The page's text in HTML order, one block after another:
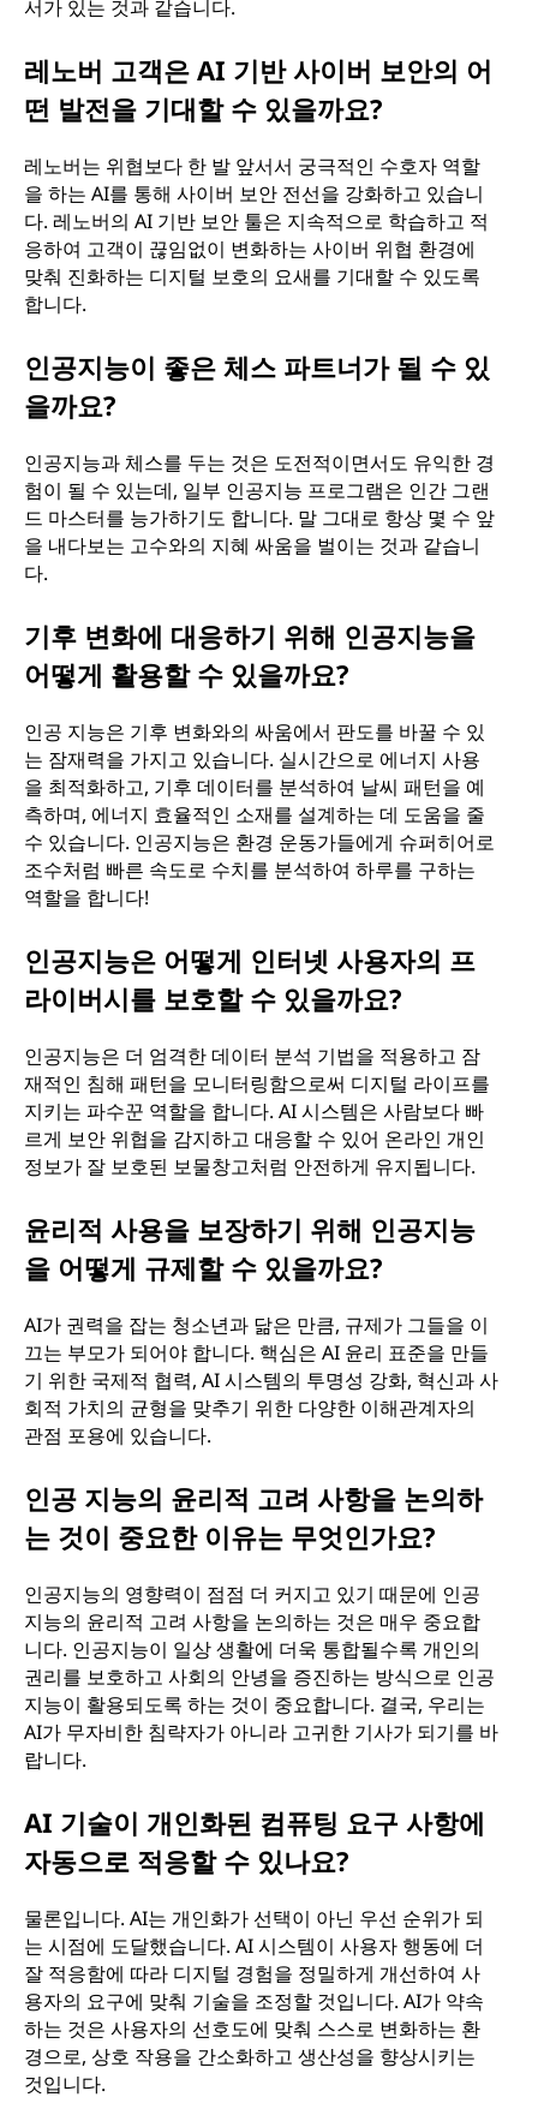
서가 있는 것과 같습니다.
레노버 고객은 AI 기반 사이버 보안의 어
떤 발전을 기대할 수 있을까요?
레노버는 위협보다 한 발 앞서서 궁극적인 수호자 역할
을 하는 AI를 통해 사이버 보안 전선을 강화하고 있습니
다. 레노버의 AI 기반 보안 툴은 지속적으로 학습하고 적
응하여 고객이 끊임없이 변화하는 사이버 위협 환경에
맞춰 진화하는 디지털 보호의 요새를 기대할 수 있도록
합니다.
인공지능이 좋은 체스 파트너가 될 수 있
을까요?
인공지능과 체스를 두는 것은 도전적이면서도 유익한 경
험이 될 수 있는데, 일부 인공지능 프로그램은 인간 그랜
드 마스터를 능가하기도 합니다. 말 그대로 항상 몇 수 앞
을 내다보는 고수와의 지혜 싸움을 벌이는 것과 같습니
다.
기후 변화에 대응하기 위해 인공지능을
어떻게 활용할 수 있을까요?
인공 지능은 기후 변화와의 싸움에서 판도를 바꿀 수 있
는 잠재력을 가지고 있습니다. 실시간으로 에너지 사용
을 최적화하고, 기후 데이터를 분석하여 날씨 패턴을 예
측하며, 에너지 효율적인 소재를 설계하는 데 도움을 줄
수 있습니다. 인공지능은 환경 운동가들에게 슈퍼히어로
조수처럼 빠른 속도로 수치를 분석하여 하루를 구하는
역할을 합니다!
인공지능은 어떻게 인터넷 사용자의 프
라이버시를 보호할 수 있을까요?
인공지능은 더 엄격한 데이터 분석 기법을 적용하고 잠
재적인 침해 패턴을 모니터링함으로써 디지털 라이프를
지키는 파수꾼 역할을 합니다. AI 시스템은 사람보다 빠
르게 보안 위협을 감지하고 대응할 수 있어 온라인 개인
정보가 잘 보호된 보물창고처럼 안전하게 유지됩니다.
윤리적 사용을 보장하기 위해 인공지능
을 어떻게 규제할 수 있을까요?
AI가 권력을 잡는 청소년과 닮은 만큼, 규제가 그들을 이
끄는 부모가 되어야 합니다. 핵심은 AI 윤리 표준을 만들
기 위한 국제적 협력, AI 시스템의 투명성 강화, 혁신과 사
회적 가치의 균형을 맞추기 위한 다양한 이해관계자의
관점 포용에 있습니다.
인공 지능의 윤리적 고려 사항을 논의하
는 것이 중요한 이유는 무엇인가요?
인공지능의 영향력이 점점 더 커지고 있기 때문에 인공
지능의 윤리적 고려 사항을 논의하는 것은 매우 중요합
니다. 인공지능이 일상 생활에 더욱 통합될수록 개인의
권리를 보호하고 사회의 안녕을 증진하는 방식으로 인공
지능이 활용되도록 하는 것이 중요합니다. 결국, 우리는
AI가 무자비한 침략자가 아니라 고귀한 기사가 되기를 바
랍니다.
AI 기술이 개인화된 컴퓨팅 요구 사항에
자동으로 적응할 수 있나요?
물론입니다. AI는 개인화가 선택이 아닌 우선 순위가 되
는 시점에 도달했습니다. AI 시스템이 사용자 행동에 더
잘 적응함에 따라 디지털 경험을 정밀하게 개선하여 사
용자의 요구에 맞춰 기술을 조정할 것입니다. AI가 약속
하는 것은 사용자의 선호도에 맞춰 스스로 변화하는 환
경으로, 상호 작용을 간소화하고 생산성을 향상시키는
것입니다.